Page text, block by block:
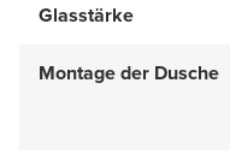
Glasstärke
Montage der Dusche